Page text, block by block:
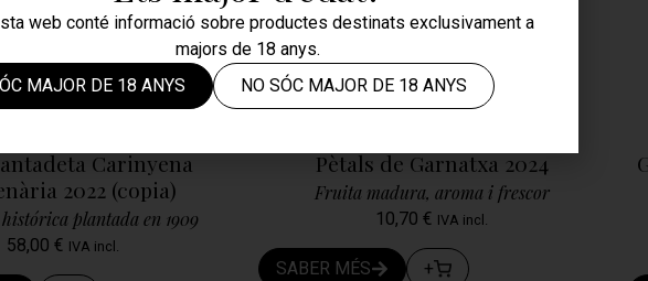
Carinyena
2022 (copia)
plantada en 1909
58,00 € IVA incl.
Pètals de Garnatxa 2024
Fruita madura, aroma i frescor
10,70€ IVA incl.
SABER MÉS +
web conté informació sobre productes destinats exclusivament a
majors de 18 anys.
MAJOR DE 18 ANYS
NO SÓC MAJOR DE 18 ANYS